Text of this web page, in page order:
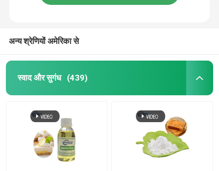
अन्य श्रेणियों अमेरिका से
स्वाद और सुगंध (439)